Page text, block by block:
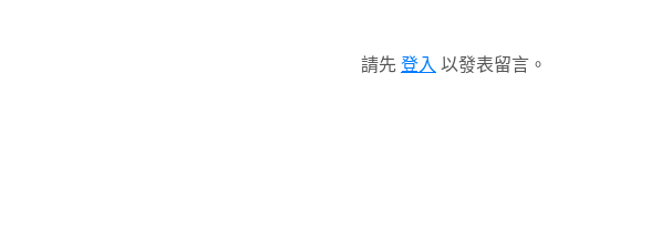
請先 登入 以發表留言。